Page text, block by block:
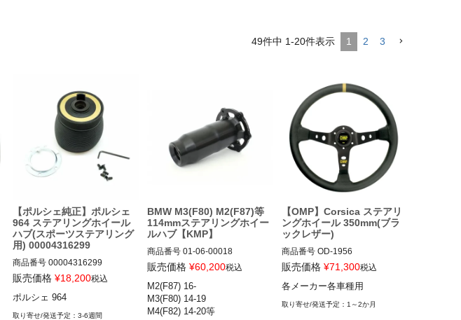
49件中 1-20件表示 1 2 3
【ポルシェ純正】ポルシェ
964 ステアリングホイール
ハブ(スポーツステアリング
用) 00004316299
商品番号 00004316299
00004316299
掲載画像はMPI製
https://www.pelicanparts.com/M
販売価格 ¥18,200税込
ポルシェ 964
3-6週間
BMW M3(F80) M2(F87)等
114mmステアリングホイー
ルハブ【KMP】
商品番号 01-06-00018
01_06_00018
12BMR"01.06.00018"
販売価格 ¥60,200税込
M2(F87) 16-
M3(F80) 14-19
M4(F82) 14-20等
【OMP】Corsica ステアリ
ングホイール 350mm(ブラ
ックレザー)
商品番号 OD-1956
販売価格 ¥71,300税込
各メーカー各車種用
1～2か月